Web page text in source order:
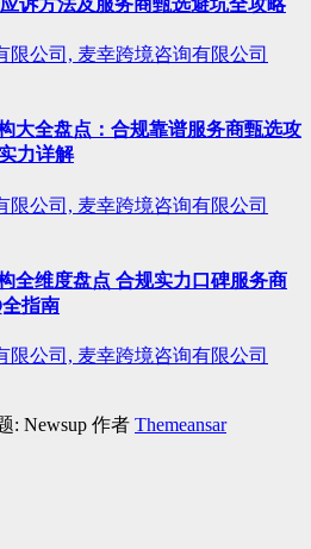
诉方法及服务商甄选避坑全攻略
限公司, 麦幸跨境咨询有限公司
大全盘点：合规靠谱服务商甄选攻
力详解
限公司, 麦幸跨境咨询有限公司
全维度盘点 合规实力口碑服务商
指南
限公司, 麦幸跨境咨询有限公司
: Newsup 作者 Themeansar